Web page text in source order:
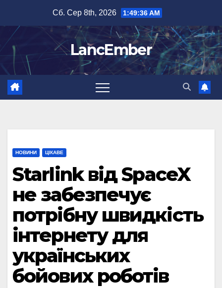
вмісту
Сб. Сер 8th, 2026 1:49:36 AM
LancEmber
НОВИНИ ЦІКАВЕ
Starlink від SpaceX
не забезпечує
потрібну швидкість
інтернету для
українських
бойових роботів